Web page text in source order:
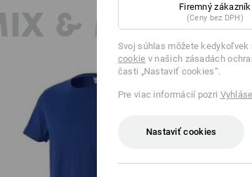
& MATCHFiremný zákazník
(Ceny bez DPH)
Svoj súhlas môžete
cookie v našich zásadách
časti „Nastaviť cookies“.
Pre viac informácií pozri
Nastaviť cookies